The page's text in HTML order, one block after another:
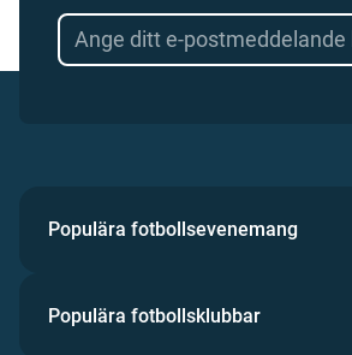
Populära fotbollsevenemang
Populära fotbollsklubbar